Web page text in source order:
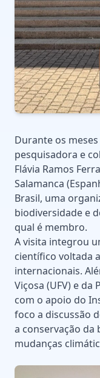
Durante os
pesquisadora e
Flávia Ramos
Salamanca
Brasil, uma
biodiversidade e
qual é membro.
A visita integrou
científico voltada
internacionais.
Viçosa (UFV) e
com o apoio do
foco a discussão
a conservação
mudanças